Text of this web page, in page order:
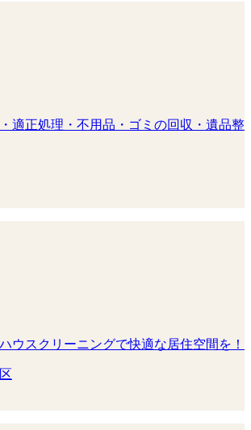
適正処理・不用品・ゴミの回収・遺品整
ウスクリーニングで快適な居住空間を！